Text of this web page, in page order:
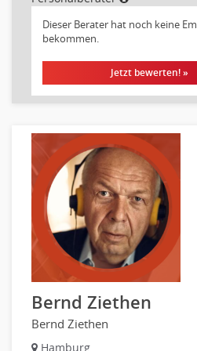
Disposition
Einkauf
Entsorgungslogistik
Einkauf, Materialwirtschaft &
Materialwirtschaft
Produktionslogistik
Einkauf, Materialwirtschaft &
Supply-Chain-Management
Anlagenbuchhaltung
Controlling
Debitorenbuchhaltung
Finanzbuchhaltung,
Gehaltsbuchhaltung,
Konzernbuchhaltung
Dieser Berater hat noch keine
bekommen.
Jetzt bewerten! »
Bernd Ziethen
Bernd Ziethen
Hamburg